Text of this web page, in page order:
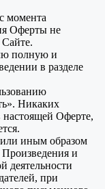
момента
Оферты не
полную и
в разделе
Никаких
настоящей Оферте,
или иным образом
Произведения и
деятельности
при